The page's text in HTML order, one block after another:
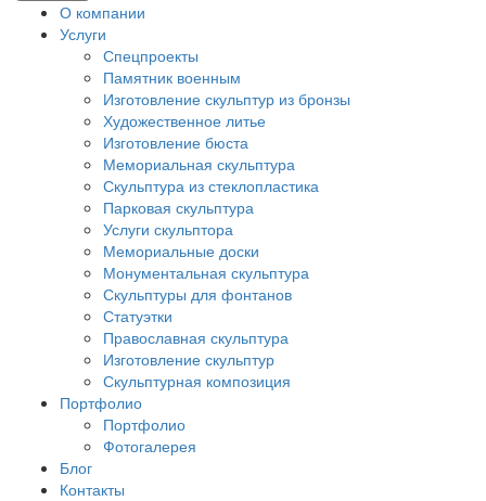
О компании
Услуги
Спецпроекты
Памятник военным
Изготовление скульптур из бронзы
Художественное литье
Изготовление бюста
Мемориальная скульптура
Скульптура из стеклопластика
Парковая скульптура
Услуги скульптора
Мемориальные доски
Монументальная скульптура
Скульптуры для фонтанов
Статуэтки
Православная скульптура
Изготовление скульптур
Скульптурная композиция
Портфолио
Портфолио
Фотогалерея
Блог
Контакты